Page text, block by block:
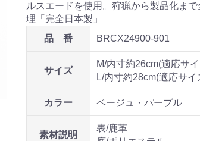
ルスエードを使用。狩猟から製品化ま
理「完全日本製」
品 番
BRCX24900-901
サイズ
M/内寸約26cm(適応サ
L/内寸約28cm(適応サ
カラー ベージュ・パープル
素材説明
表/鹿革